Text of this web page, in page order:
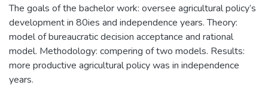
The goals of the bachelor work: oversee agricultural policy’s
development in 80ies and independence years. Theory:
model of bureaucratic decision acceptance and rational
model. Methodology: compering of two models. Results:
more productive agricultural policy was in independence
years.